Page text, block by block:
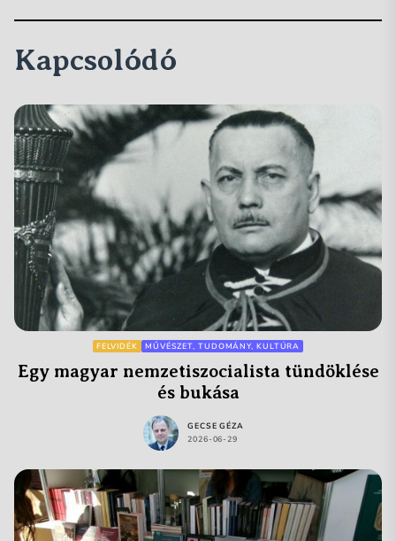
Kapcsolódó
FELVIDÉK MŰVÉSZET, TUDOMÁNY, KULTÚRA
Egy magyar nemzetiszocialista tündöklése
és bukása
GECSE GÉZA
2026-06-29